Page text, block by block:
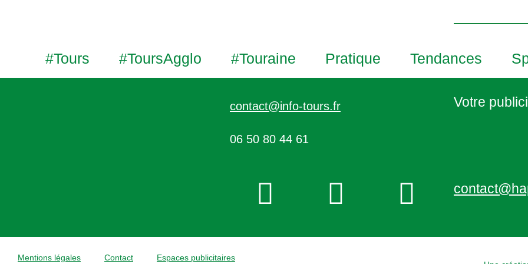
V
e
#Tours #ToursAgglo #Touraine Pratique Tendances
contact@info-tours.fr
06 50 80 44 61
Votre
Mentions légales Contact Espaces publicitaires